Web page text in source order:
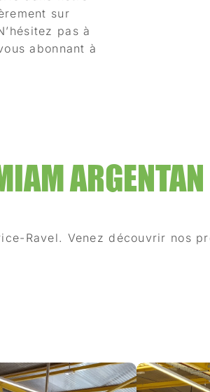
sur
pas à
abonnant à
Ravel. Venez découvrir